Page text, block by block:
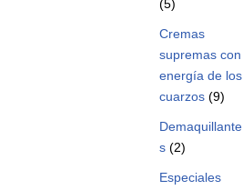
(5)
Cremas
supremas con
energía de los
cuarzos (9)
Demaquillante
s (2)
Especiales